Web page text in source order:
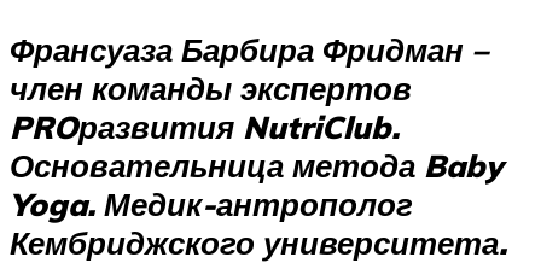
Франсуаза Барбира Фридман –
член команды экспертов
PROразвития NutriClub.
Основательница метода Baby
Yoga. Медик-антрополог
Кембриджского университета.